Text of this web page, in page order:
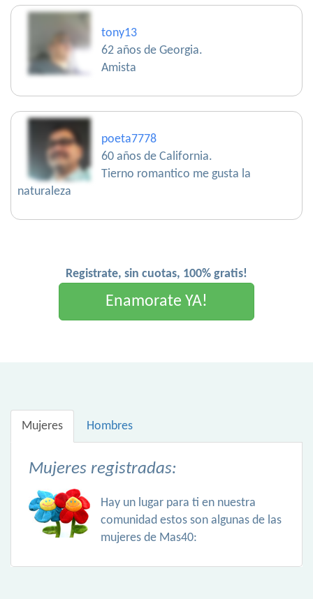
tony13
62 años de Georgia.
Amista
poeta7778
60 años de California.
Tierno romantico me gusta la
naturaleza
Registrate, sin cuotas, 100% gratis!
Enamorate YA!
Mujeres Hombres
Mujeres registradas:
Hay un lugar para ti en nuestra
comunidad estos son algunas de las
mujeres de Mas40: